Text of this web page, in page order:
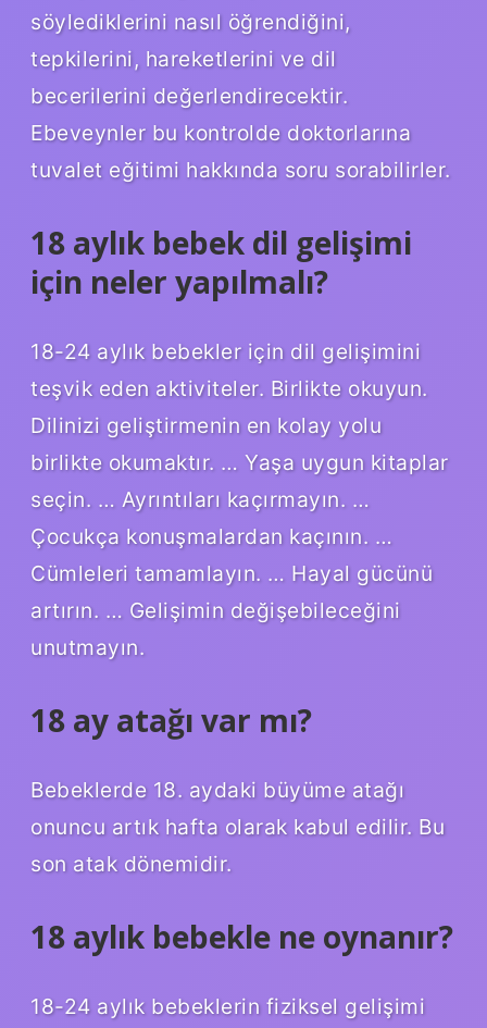
söylediklerini nasıl öğrendiğini,
tepkilerini, hareketlerini ve dil
becerilerini değerlendirecektir.
Ebeveynler bu kontrolde doktorlarına
tuvalet eğitimi hakkında soru sorabilirler.
18 aylık bebek dil gelişimi
için neler yapılmalı?
18-24 aylık bebekler için dil gelişimini
teşvik eden aktiviteler. Birlikte okuyun.
Dilinizi geliştirmenin en kolay yolu
birlikte okumaktır. … Yaşa uygun kitaplar
seçin. … Ayrıntıları kaçırmayın. …
Çocukça konuşmalardan kaçının. …
Cümleleri tamamlayın. … Hayal gücünü
artırın. … Gelişimin değişebileceğini
unutmayın.
18 ay atağı var mı?
Bebeklerde 18. aydaki büyüme atağı
onuncu artık hafta olarak kabul edilir. Bu
son atak dönemidir.
18 aylık bebekle ne oynanır?
18-24 aylık bebeklerin fiziksel gelişimi